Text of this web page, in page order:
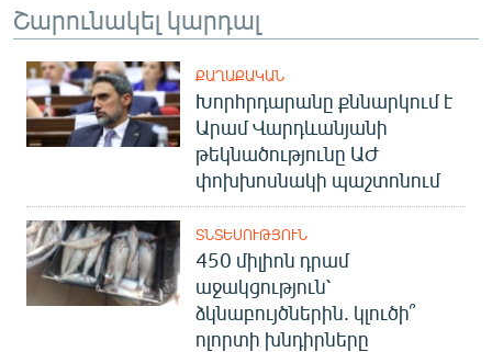
Շարունակել կարդալ
ՔԱՂԱՔԱԿԱՆ
Խորհրդարանը քննարկում է
Արամ Վարդևանյանի
թեկնածությունը ԱԺ
փոխխոսնակի պաշտոնում
ՏՆՏԵՍՈՒԹՅՈՒՆ
450 միլիոն դրամ
աջակցություն՝
ձկնաբույծներին. կլուծի՞
ոլորտի խնդիրները